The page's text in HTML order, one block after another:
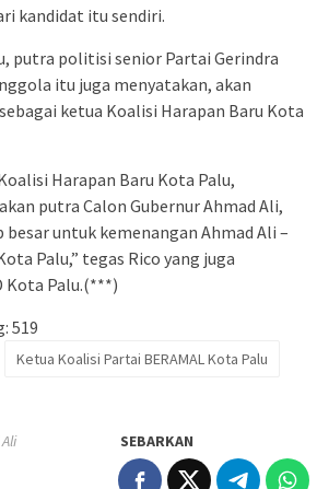
kandidat itu sendiri.
putra politisi senior Partai Gerindra
itu juga menyatakan, akan
ketua Koalisi Harapan Baru Kota
Harapan Baru Kota Palu,
putra Calon Gubernur Ahmad Ali,
untuk kemenangan Ahmad Ali –
Palu,” tegas Rico yang juga
Kota Palu.(***)
519
Ketua Koalisi Partai BERAMAL Kota Palu
SEBARKAN